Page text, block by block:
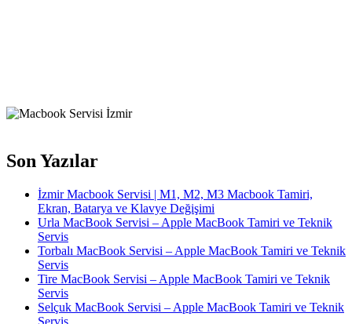
Son Yazılar
İzmir Macbook Servisi | M1, M2, M3 Macbook Tamiri,
Ekran, Batarya ve Klavye Değişimi
Urla MacBook Servisi – Apple MacBook Tamiri ve Teknik
Servis
Torbalı MacBook Servisi – Apple MacBook Tamiri ve Teknik
Servis
Tire MacBook Servisi – Apple MacBook Tamiri ve Teknik
Servis
Selçuk MacBook Servisi – Apple MacBook Tamiri ve Teknik
Servis